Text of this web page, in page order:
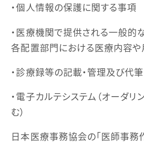
・個人情報の保護に関する事項
・医療機関で提供される一般的
各配置部門における医療内容
・診療録等の記載・管理及び代
・電子カルテシステム（オーダリ
む）
日本医療事務協会の「医師事